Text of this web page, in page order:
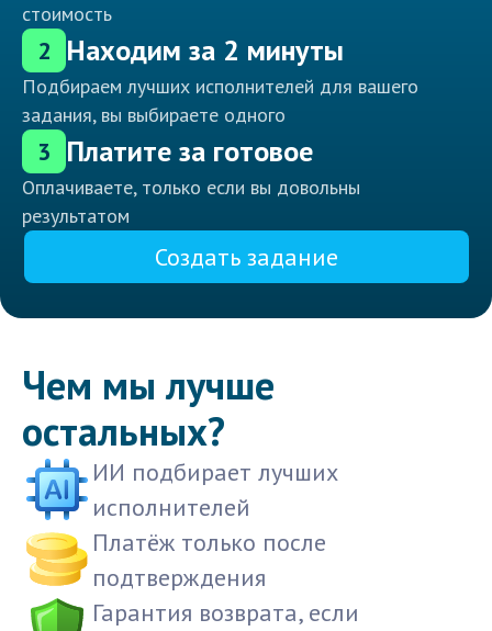
стоимость
2 Находим за 2 минуты
Подбираем лучших исполнителей для вашего
задания, вы выбираете одного
3 Платите за готовое
Оплачиваете, только если вы довольны
результатом
Создать задание
Чем мы лучше
остальных?
ИИ подбирает лучших
исполнителей
Платёж только после
подтверждения
Гарантия возврата, если